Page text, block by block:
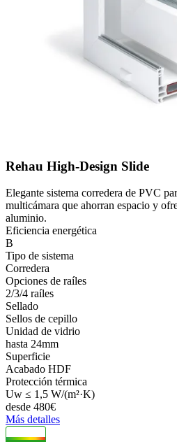
Rehau High-Design Slide
Elegante sistema corredera de PVC
multicámara que ahorran espacio y
aluminio.
Eficiencia energética
B
Tipo de sistema
Corredera
Opciones de raíles
2/3/4 raíles
Sellado
Sellos de cepillo
Unidad de vidrio
hasta 24mm
Superficie
Acabado HDF
Protección térmica
Uw ≤ 1,5 W/(m²·K)
desde 480€
Más detalles